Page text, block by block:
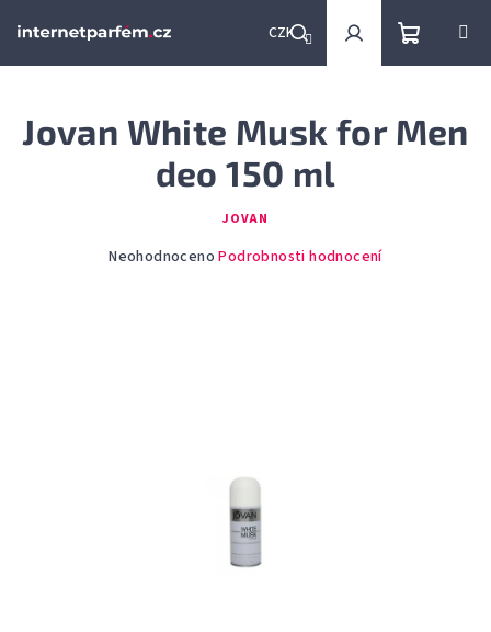
CZK
Hledat PřihlášeníNákupní
košík
Jovan White Musk for Men
deo 150 ml
JOVAN
Průměrné
Neohodnoceno Podrobnosti hodnocení